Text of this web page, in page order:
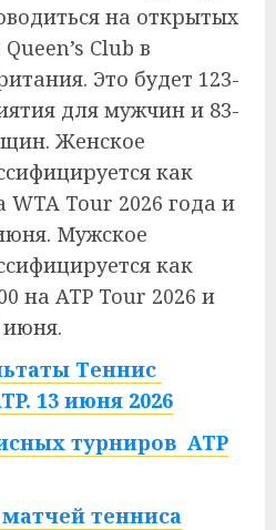
на открытых
Club в
Это будет 123-
для мужчин и 83-
Женское
как
WTA Tour 2026 года и
Мужское
как
на ATP Tour 2026 и
июня.
Теннис
13 июня 2026
турниров ATP
тенниса